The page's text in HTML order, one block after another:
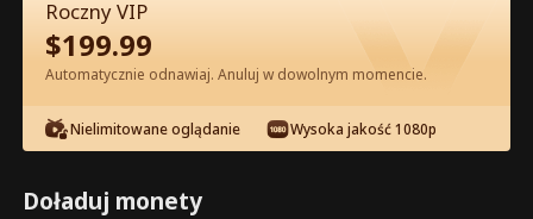
0-49 50-90 Wszystkie Odcinki
45 46 47 48
Roczny VIP
$199.99
Automatycznie odnawiaj. Anuluj w dowolnym momencie.
Nielimitowane oglądanie Wysoka jakość 1080p
Doładuj monety